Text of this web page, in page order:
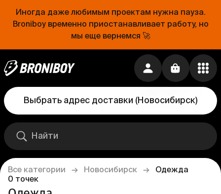
Иногда даже любимым проектам нужна пауза.
Broniboy временно приостанавливает работу, но
мы еще вернемся 🚀
Выбрать адрес доставки (Новосибирск)
Все категории → Новосибирск →
Одежда
0 точек